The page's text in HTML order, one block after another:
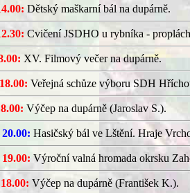
Dětský maškarní bál na dupárně.
Cvičení JSDHO u rybníka -
XV. Filmový večer na dupárně.
Veřejná schůze výboru SDH
Výčep na dupárně (Jaroslav S.).
Hasičský bál ve Lštění. Hraje
Výroční valná hromada okrsku
Výčep na dupárně (František K.).